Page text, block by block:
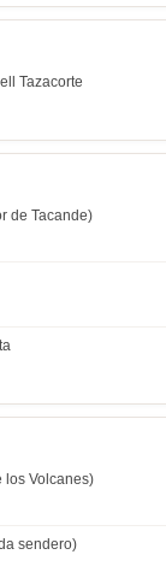
Tazacorte
de Tacande)
los Volcanes)
sendero)